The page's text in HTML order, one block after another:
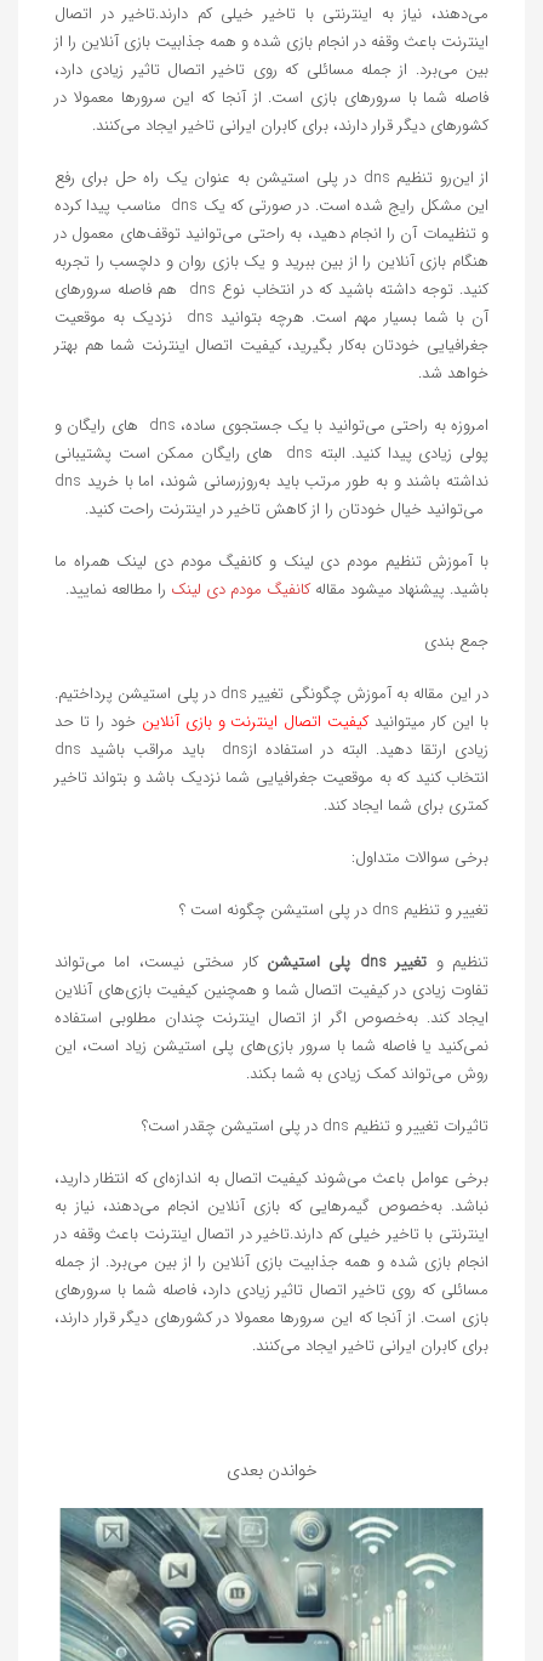
می‌دهند، نیاز به اینترنتی با تاخیر خیلی کم دارند.تاخیر در اتصال
اینترنت باعث وقفه در انجام بازی شده و همه جذابیت بازی آنلاین را از
بین می‌برد. از جمله مسائلی که روی تاخیر اتصال تاثیر زیادی دارد،
فاصله شما با سرورهای بازی است. از آنجا که این سرورها معمولا در
کشورهای دیگر قرار دارند، برای کابران ایرانی تاخیر ایجاد می‌کنند.
از این‌رو تنظیم dns در پلی استیشن به عنوان یک راه حل برای رفع
این مشکل رایج شده است. در صورتی که یک dns مناسب پیدا کرده
و تنظیمات آن را انجام دهید، به راحتی می‌توانید توقف‌های معمول در
هنگام بازی آنلاین را از بین ببرید و یک بازی روان و دلچسب را تجربه
کنید. توجه داشته باشید که در انتخاب نوع dns هم فاصله سرورهای
آن با شما بسیار مهم است. هرچه بتوانید dns نزدیک به موقعیت
جغرافیایی خودتان به‌کار بگیرید، کیفیت اتصال اینترنت شما هم بهتر
خواهد شد.
امروزه به راحتی می‌توانید با یک جستجوی ساده، dns های رایگان و
پولی زیادی پیدا کنید. البته dns های رایگان ممکن است پشتیبانی
نداشته باشند و به طور مرتب باید به‌روزرسانی شوند، اما با خرید dns
می‌توانید خیال خودتان را از کاهش تاخیر در اینترنت راحت کنید.
با آموزش تنظیم مودم دی لینک و کانفیگ مودم دی لینک همراه ما
باشید. پیشنهاد میشود مقالهکانفیگ مودم دی لینک را مطالعه نمایید.
جمع‌ بندی
در این مقاله به آموزش چگونگی تغییر dns در پلی استیشن پرداختیم.
با این کار میتوانیدکیفیت اتصال اینترنت و بازی آنلاین خود را تا حد
زیادی ارتقا دهید. البته در استفاده ازdns باید مراقب باشید dns
انتخاب کنید که به موقعیت جغرافیایی شما نزدیک باشد و بتواند تاخیر
کمتری برای شما ایجاد کند.
برخی سوالات متداول:
تغییر و تنظیم dns در پلی استیشن چگونه است ؟
تنظیم و تغییر dns پلی استیشن
کار سختی نیست، اما می‌تواند
تفاوت زیادی در کیفیت اتصال شما و همچنین کیفیت بازی‌های آنلاین
ایجاد کند. به‌خصوص اگر از اتصال اینترنت چندان مطلوبی استفاده
نمی‌کنید یا فاصله شما با سرور بازی‌های پلی استیشن زیاد است، این
روش می‌تواند کمک زیادی به شما بکند.
تاثیرات تغییر و تنظیم dns در پلی استیشن چقدر است؟
برخی عوامل باعث می‌شوند کیفیت اتصال به اندازه‌ای که انتظار دارید،
نباشد. به‌خصوص گیمرهایی که بازی آنلاین انجام می‌دهند، نیاز به
اینترنتی با تاخیر خیلی کم دارند.تاخیر در اتصال اینترنت باعث وقفه در
انجام بازی شده و همه جذابیت بازی آنلاین را از بین می‌برد. از جمله
مسائلی که روی تاخیر اتصال تاثیر زیادی دارد، فاصله شما با سرورهای
بازی است. از آنجا که این سرورها معمولا در کشورهای دیگر قرار دارند،
برای کابران ایرانی تاخیر ایجاد می‌کنند.
خواندن بعدی